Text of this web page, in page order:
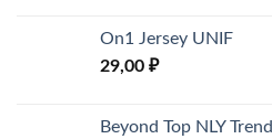
On1 Jersey UNIF
29,00 ₽
Beyond Top NLY Trend